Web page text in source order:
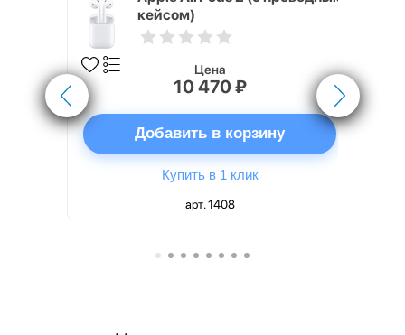
кейсом)
Цена
10 470 ₽
Добавить в корзину
Купить в 1 клик
арт. 1408